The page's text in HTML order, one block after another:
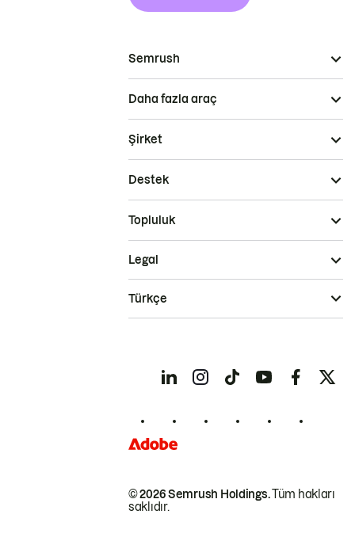
Semrush
Daha fazla araç
Şirket
Destek
Topluluk
© 2026 Semrush Holdings.Tüm hakları
saklıdır.
Legal
Türkçe